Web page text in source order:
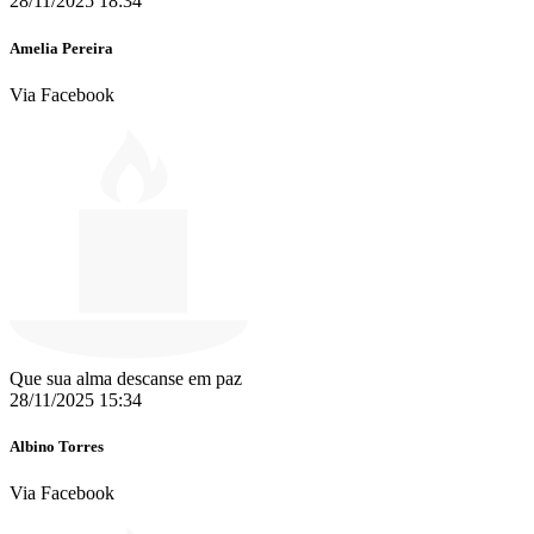
Amelia Pereira
Via Facebook
Que sua alma descanse em paz
28/11/2025 15:34
Albino Torres
Via Facebook